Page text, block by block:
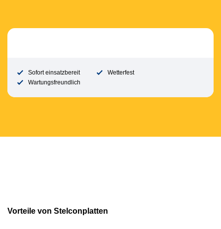
Sofort einsatzbereit
Wetterfest
Wartungsfreundlich
Vorteile von Stelconplatten